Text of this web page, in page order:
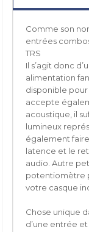
Comme son
entrées
TRS
Il s’agit donc
alimentation
disponible pour
accepte
acoustique, il
lumineux
également
latence et le
audio. Autre
potentiomètre
votre casque
Chose unique
d’une entrée